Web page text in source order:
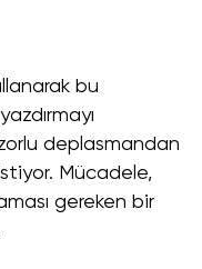
bu
deplasmandan
Mücadele,
gereken bir